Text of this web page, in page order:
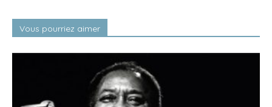
Vous pourriez aimer